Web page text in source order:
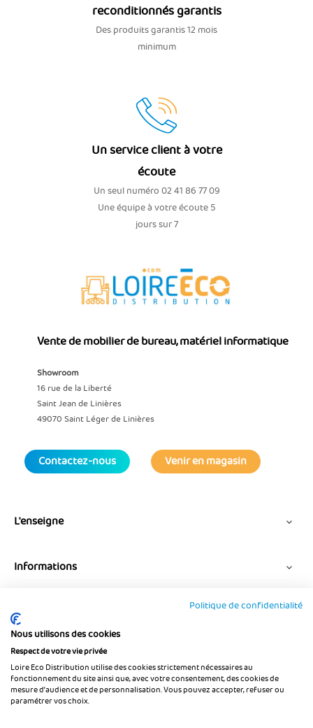
reconditionnés garantis
Des produits garantis 12 mois
minimum
Un service client à votre
écoute
Un seul numéro 02 41 86 77 09
Une équipe à votre écoute 5
jours sur 7
Vente de mobilier de bureau, matériel informatique
Showroom
16 rue de la Liberté
Saint Jean de Linières
49070 Saint Léger de Linières
Contactez-nous Venir en magasin
L'enseigne 
Informations 
Suivez-nous
Politique de confidentialité
Nous utilisons des cookies
Respect de votre vie privée
Loire Eco Distribution utilise des cookies strictement nécessaires au
fonctionnement du site ainsi que, avec votre consentement, des cookies de
mesure d’audience et de personnalisation. Vous pouvez accepter, refuser ou
paramétrer vos choix.